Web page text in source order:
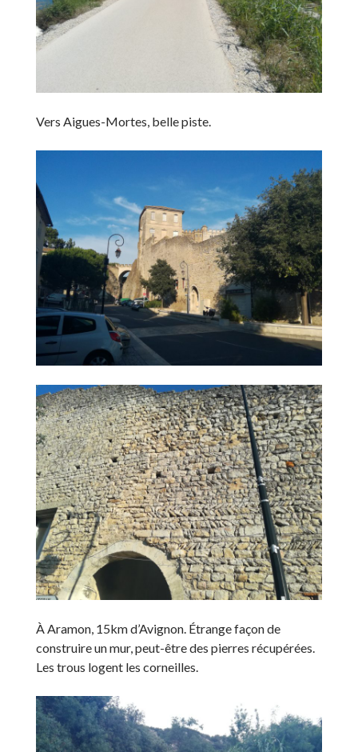
Vers Aigues-Mortes, belle piste.
À Aramon, 15km d’Avignon. Étrange façon de
construire un mur, peut-être des pierres récupérées.
Les trous logent les corneilles.